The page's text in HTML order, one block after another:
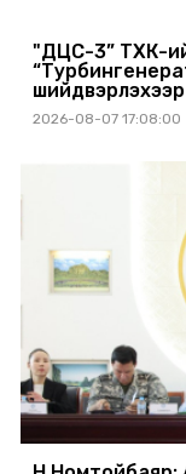
"ДЦС-3” ТӨХК-
2026-08-07 17:08:00